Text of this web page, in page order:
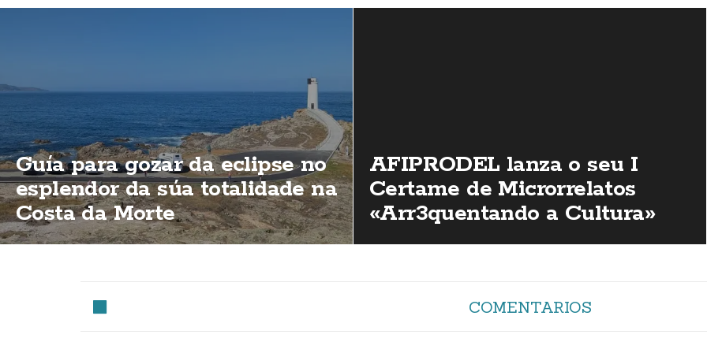
Guía para gozar da eclipse no
esplendor da súa totalidade na
Costa da Morte
AFIPRODEL lanza o seu I
Certame de Microrrelatos
«Arr3quentando a Cultura»
COMENTARIOS